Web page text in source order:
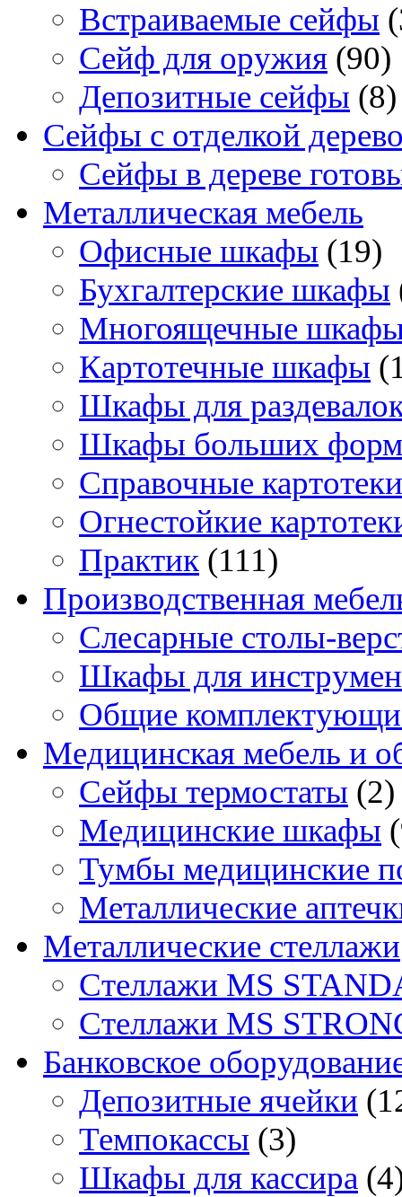
Встраиваемые сейфы
Сейф для оружия (90)
Депозитные сейфы (8)
Сейфы с отделкой
Сейфы в дереве
Металлическая мебель
Офисные шкафы (19)
Бухгалтерские шкафы
Многоящечные
Картотечные шкафы
Шкафы для
Шкафы больших
Справочные картотеки
Огнестойкие
Практик (111)
Производственная
Слесарные столы-
Шкафы для
Общие
Медицинская мебель и
Сейфы термостаты (2)
Медицинские шкафы
Тумбы медицинские
Металлические
Металлические стеллажи
Стеллажи MS
Стеллажи MS
Банковское
Депозитные ячейки
Темпокассы (3)
Шкафы для кассира